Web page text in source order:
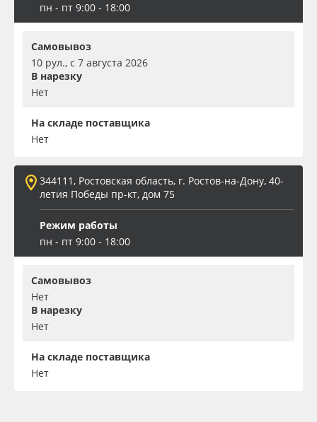
пн - пт 9:00 - 18:00
Самовывоз
10 рул., с 7 августа 2026
В нарезку
Нет
На складе поставщика
Нет
344111, Ростовская область, г. Ростов-на-Дону, 40-
летия Победы пр-кт, дом 75
Режим работы
пн - пт 9:00 - 18:00
Самовывоз
Нет
В нарезку
Нет
На складе поставщика
Нет